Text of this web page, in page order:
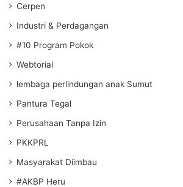
Cerpen
Industri & Perdagangan
#10 Program Pokok
Webtorial
lembaga perlindungan anak Sumut
Pantura Tegal
Perusahaan Tanpa Izin
PKKPRL
Masyarakat Diimbau
#AKBP Heru